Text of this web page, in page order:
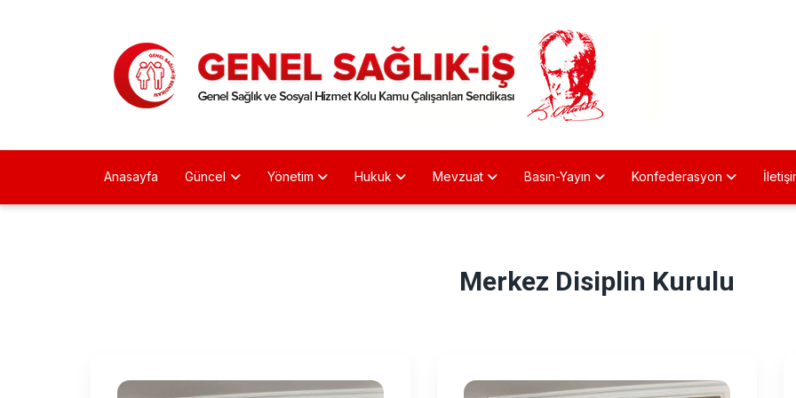
Anasayfa Güncel Yönetim Hukuk Mevzuat Basın-Yayın Konfederasyon
Merkez Disiplin Kurulu